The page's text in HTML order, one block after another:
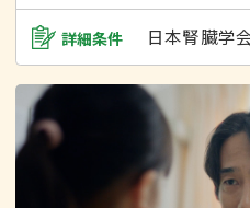
詳細条件 日本腎臓学